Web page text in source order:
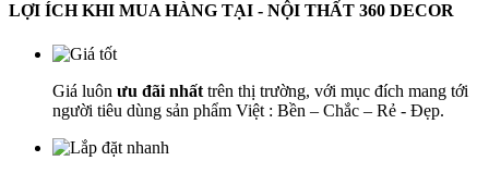
LỢI ÍCH KHI MUA HÀNG TẠI - NỘI THẤT 360 DECOR
Giá luôn ưu đãi nhất trên thị trường, với mục đích mang tới
người tiêu dùng sản phẩm Việt : Bền – Chắc – Rẻ - Đẹp.